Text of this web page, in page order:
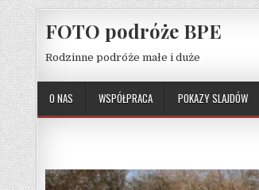
Skip to content
FOTO podróże BPE
Rodzinne podróże małe i duże
O NAS WSPÓŁPRACA POKAZY SLAJDÓW